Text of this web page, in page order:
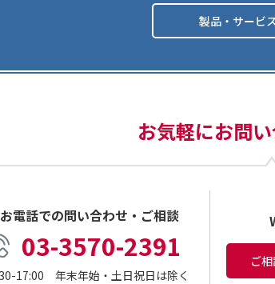
製品・サービ
お気軽にお問
お電話での問い合わせ・ご相談
03-3570-2391
17:00 年末年始・土日祝日は除く
ご